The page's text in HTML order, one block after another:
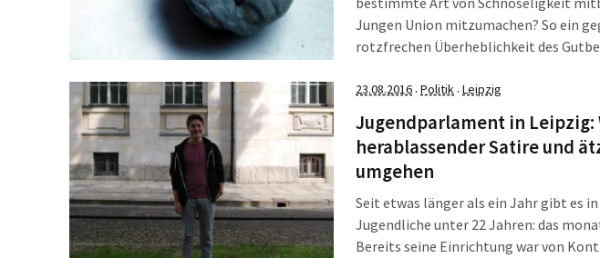
Jungen Union mitzumachen? So ein
rotzfrechen Überheblichkeit des
war es Rainer Burgold,
Verachtung für die Jusos formulieren
23.08.2016· Politik· Leipzig
Jugendparlament in
herablassender Satire und
umgehen
Seit etwas länger als ein Jahr gibt es
Jugendliche unter 22 Jahren: das
Bereits seine Einrichtung war von